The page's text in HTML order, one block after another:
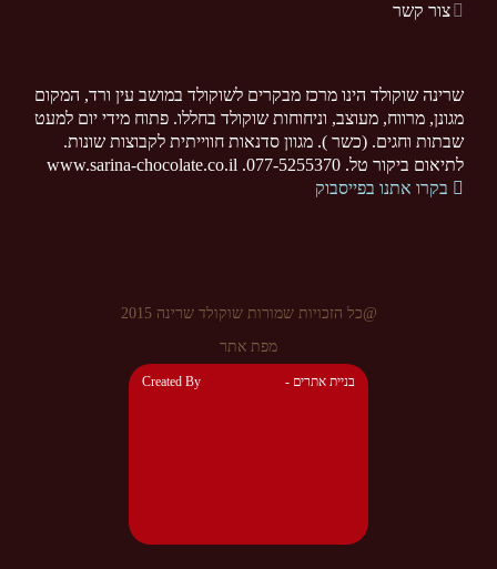
צור קשר
שרינה שוקולד הינו מרכז מבקרים לשוקולד במושב עין ורד, המקום
מגונן, מרווח, מעוצב, וניחוחות שוקולד בחללו. פתוח מידי יום למעט
שבתות וחגים. (כשר ). מגוון סדנאות חווייתית לקבוצות שונות.
לתיאום ביקור טל. 077-5255370. www.sarina-chocolate.co.il
בקרו אתנו בפייסבוק
@כל הזכויות שמורות שוקולד שרינה 2015
מפת אתר
Created By - בניית אתרים